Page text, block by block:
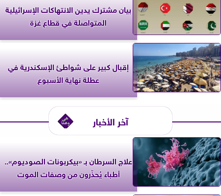
بيان مشترك يدين الانتهاكات الإسرائيلية
المتواصلة في قطاع غزة
إقبال كبير على شواطئ الإسكندرية في
عطلة نهاية الأسبوع
آخر الأخبار
علاج السرطان بـ «بيكربونات الصوديوم»..
أطباء يُحذّرون من وصفات الموت